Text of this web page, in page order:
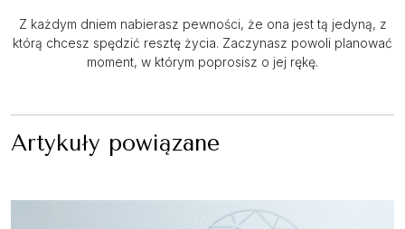
Z każdym dniem nabierasz pewności, że ona jest tą jedyną, z
którą chcesz spędzić resztę życia. Zaczynasz powoli planować
moment, w którym poprosisz o jej rękę.
Artykuły powiązane